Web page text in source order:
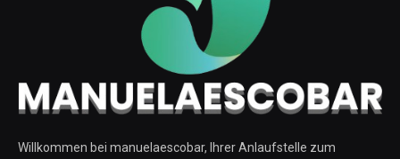
Willkommen bei manuelaescobar, Ihrer Anlaufstelle zum